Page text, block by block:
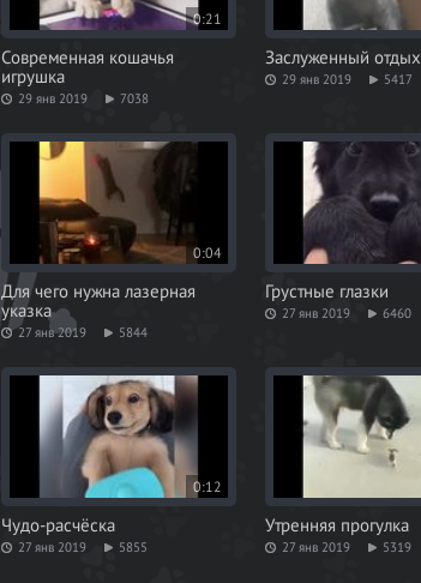
0:21
Современная кошачья
игрушка
29 янв 2019 7038
Заслуженный отдых
29 янв 2019 5417
0:04
Для чего нужна лазерная
указка
27 янв 2019 5844
Грустные глазки
27 янв 2019 6460
0:12
Чудо-расчёска
27 янв 2019 5855
Утренняя прогулка
27 янв 2019 5319